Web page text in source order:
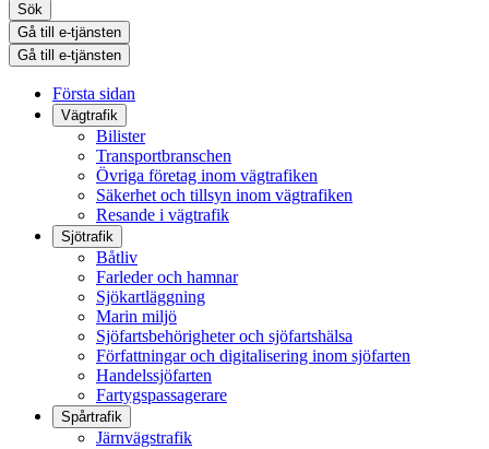
Sök
Gå till e-tjänsten
Gå till e-tjänsten
Första sidan
Vägtrafik
Bilister
Transportbranschen
Övriga företag inom vägtrafiken
Säkerhet och tillsyn inom vägtrafiken
Resande i vägtrafik
Sjötrafik
Båtliv
Farleder och hamnar
Sjökartläggning
Marin miljö
Sjöfartsbehörigheter och sjöfartshälsa
Författningar och digitalisering inom sjöfarten
Handelssjöfarten
Fartygspassagerare
Spårtrafik
Järnvägstrafik